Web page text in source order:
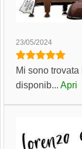
23/05/2024
Mi sono
disponib... Apri